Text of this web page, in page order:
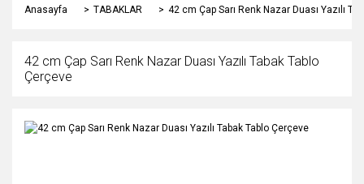
Anasayfa TABAKLAR 42 cm Çap Sarı Renk Nazar Duası Yazılı
42 cm Çap Sarı Renk Nazar Duası Yazılı Tabak Tablo
Çerçeve